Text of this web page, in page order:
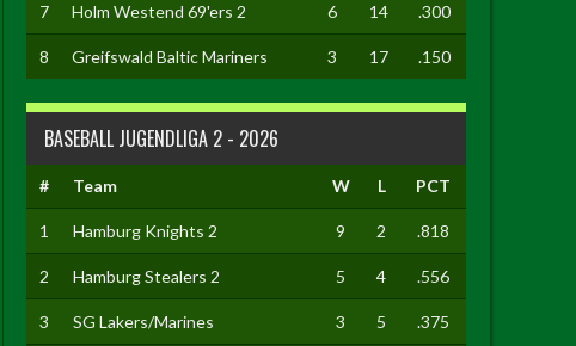
7 Holm Westend 69'ers 2 6 14 .300
8 Greifswald Baltic Mariners 3 17 .150
BASEBALL JUGENDLIGA 2 - 2026
# Team W L PCT
1 Hamburg Knights 2 9 2 .818
2 Hamburg Stealers 2 5 4 .556
3 SG Lakers/Marines 3 5 .375